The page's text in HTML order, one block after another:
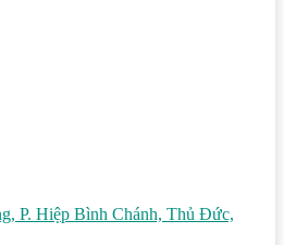
P. Hiệp Bình Chánh, Thủ Đức,